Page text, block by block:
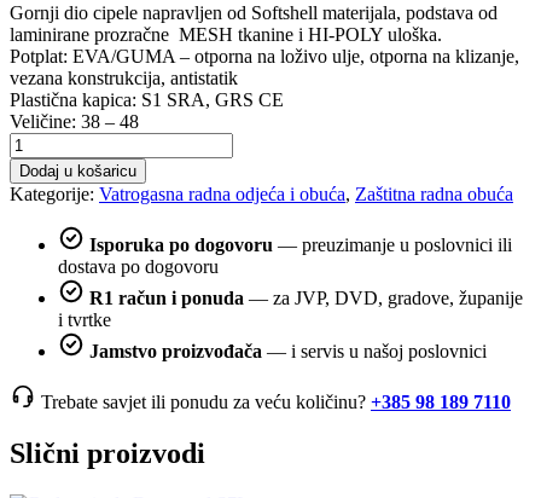
Gornji dio cipele napravljen od Softshell materijala, podstava od
laminirane prozračne MESH tkanine i HI-POLY uloška.
Potplat: EVA/GUMA – otporna na loživo ulje, otporna na klizanje,
vezana konstrukcija, antistatik
Plastična kapica: S1 SRA, GRS CE
Veličine: 38 – 48
Radna
cipela
Brisban
S1
količina
Dodaj u košaricu
Kategorije: Vatrogasna radna odjeća i obuća, Zaštitna radna obuća
Isporuka po dogovoru — preuzimanje u poslovnici ili
dostava po dogovoru
R1 račun i ponuda — za JVP, DVD, gradove, županije
i tvrtke
Jamstvo proizvođača — i servis u našoj poslovnici
Trebate savjet ili ponudu za veću količinu? +385 98 189 7110
Slični proizvodi